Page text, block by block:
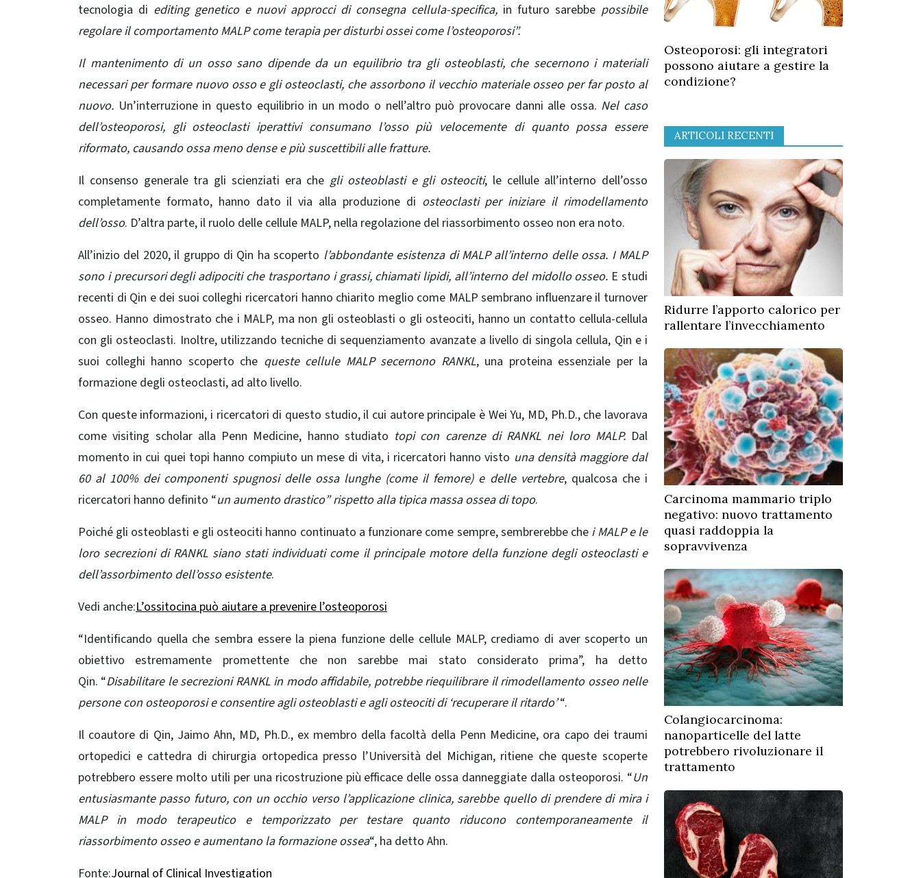
tecnologia di editing genetico e nuovi approcci di consegna cellula-specifica, in futuro sarebbe possibile
regolare il comportamento MALP come terapia perdisturbi ossei come l’osteoporosi”.
Il mantenimento di un osso sano dipende da un equilibrio tra gli osteoblasti, che secernono i materiali
necessari per formare nuovo osso e gli osteoclasti, che assorbono il vecchio materiale osseo per far posto al
nuovo. Un’interruzione in questo equilibrio in un modo o nell’altro può provocare danni alle ossa. Nel caso
dell’osteoporosi, gli osteoclasti iperattivi consumano l’osso più velocemente di quanto possa essere
riformato, causando ossa meno dense e più suscettibili alle fratture.
Il consenso generale tra gli scienziati era che gli osteoblasti e gli osteociti, le cellule all’interno dell’osso
completamente formato, hanno dato il via alla produzione di osteoclasti per iniziare il rimodellamento
dell’osso. D’altra parte, il ruolo delle cellule MALP, nella regolazione del riassorbimento osseo non era noto.
All’inizio del 2020, il gruppo di Qin ha scoperto l’abbondante esistenza di MALP all’interno delle ossa. I MALP
sono i precursori degli adipociti che trasportano i grassi, chiamati lipidi, all’interno del midollo osseo. E studi
recenti di Qin e dei suoi colleghi ricercatori hanno chiarito meglio come MALP sembrano influenzare il turnover
osseo. Hanno dimostrato che i MALP, ma non gli osteoblasti o gli osteociti, hanno un contatto cellula-cellula
con gli osteoclasti. Inoltre, utilizzando tecniche di sequenziamento avanzate a livello di singola cellula, Qin e i
suoi colleghi hanno scoperto che queste cellule MALP secernono RANKL, una proteina essenziale per la
formazione degli osteoclasti, ad alto livello.
Con queste informazioni, i ricercatori di questo studio, il cui autore principale è Wei Yu, MD, Ph.D., che lavorava
come visiting scholar alla Penn Medicine, hanno studiato topi con carenze di RANKL nei loro MALP.Dal
momento in cui quei topi hanno compiuto un mese di vita, i ricercatori hanno visto una densità maggiore dal
60 al 100% dei componenti spugnosi delle ossa lunghe (come il femore) e delle vertebre, qualcosa che i
ricercatori hanno definito “un aumento drastico” rispetto alla tipica massa ossea di topo.
Poiché gli osteoblasti e gli osteociti hanno continuato a funzionare come sempre, sembrerebbe che i MALP e le
loro secrezioni di RANKL siano stati individuati come il principale motore della funzione degli osteoclasti e
dell’assorbimento dell’osso esistente.
Vedi anche:L’ossitocina può aiutare a prevenire l’osteoporosi
“Identificando quella che sembra essere la piena funzione delle cellule MALP, crediamo di aver scoperto un
obiettivo estremamente promettente che non sarebbe mai stato considerato prima”, ha detto
Qin. “Disabilitare le secrezioni RANKL in modo affidabile, potrebbe riequilibrare il rimodellamento osseo nelle
persone con osteoporosi e consentire agli osteoblasti e agli osteociti di ‘recuperare il ritardo’“.
Il coautore di Qin, Jaimo Ahn, MD, Ph.D., ex membro della facoltà della Penn Medicine, ora capo dei traumi
ortopedici e cattedra di chirurgia ortopedica presso l’Università del Michigan, ritiene che queste scoperte
potrebbero essere molto utili per una ricostruzione più efficace delle ossa danneggiate dalla osteoporosi. “Un
entusiasmante passo futuro, con un occhio verso l’applicazione clinica, sarebbe quello di prendere di mira i
MALP in modo terapeutico e temporizzato per testare quanto riducono contemporaneamente il
riassorbimento osseo e aumentanolaformazione ossea“, ha detto Ahn.
Fonte:Journal of Clinical Investigation
Osteoporosi: gli integratori
possono aiutare a gestire la
condizione?
ARTICOLI RECENTI
Ridurre l’apporto calorico per
rallentare l’invecchiamento
Carcinoma mammario triplo
negativo: nuovo trattamento
quasi raddoppia la
sopravvivenza
Colangiocarcinoma:
nanoparticelle del latte
potrebbero rivoluzionare il
trattamento